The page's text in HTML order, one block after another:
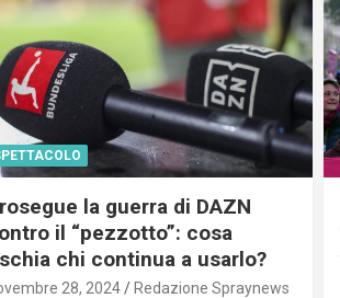
la guerra di DAZN
il “pezzotto”: cosa
chi continua a usarlo?
28, 2024 Redazione Spraynews